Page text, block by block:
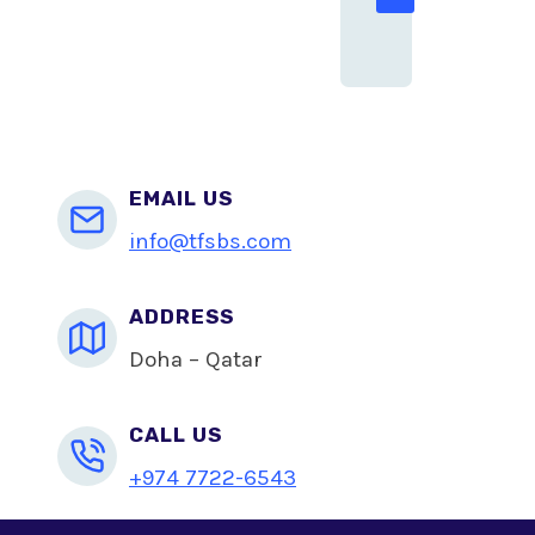
EMAIL US
info@tfsbs.com
ADDRESS
Doha – Qatar
CALL US
+974 7722-6543